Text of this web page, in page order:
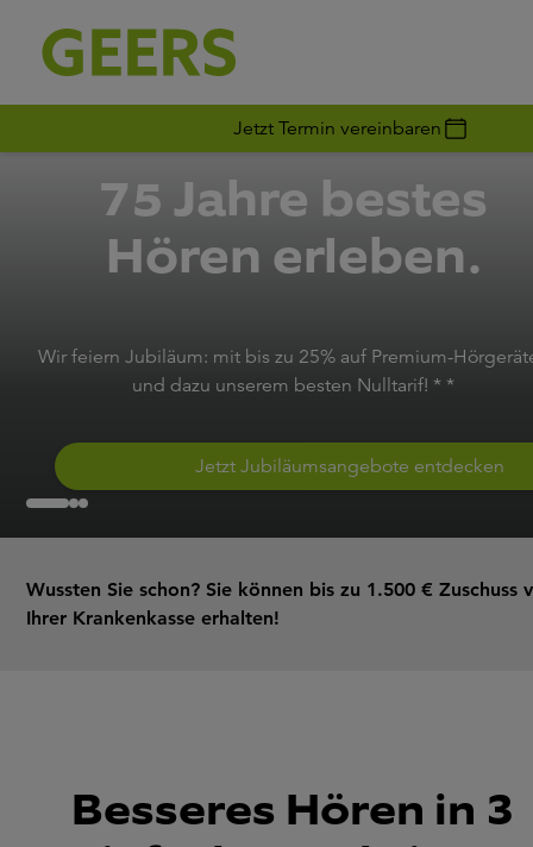
Jetzt Termin vereinbaren
75 Jahre bestes
Hören erleben.
Wir feiern Jubiläum: mit bis zu 25% auf Premium-
und dazu unserem besten Nulltarif! * *
Jetzt Jubiläumsangebote entdecken
Wussten Sie schon? Sie können bis zu 1.500 € Zuschuss
Ihrer Krankenkasse erhalten!
Besseres Hören in 3